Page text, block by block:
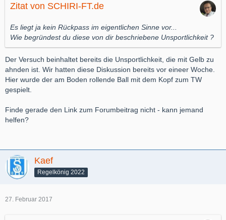
Zitat von SCHIRI-FT.de
Es liegt ja kein Rückpass im eigentlichen Sinne vor...
Wie begründest du diese von dir beschriebene Unsportlichkeit ?
Der Versuch beinhaltet bereits die Unsportlichkeit, die mit Gelb zu
ahnden ist. Wir hatten diese Diskussion bereits vor eineer Woche.
Hier wurde der am Boden rollende Ball mit dem Kopf zum TW
gespielt.
Finde gerade den Link zum Forumbeitrag nicht - kann jemand
helfen?
Kaef
Regelkönig 2022
27. Februar 2017